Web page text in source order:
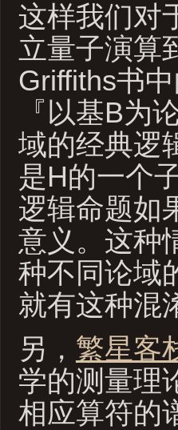
这样我们对
立量子演算
Griffiths书
『以基B为
域的经典逻
是H的一个
逻辑命题如
意义。这种
种不同论域
就有这种混
另， 繁星客
学的测量理
相应算符的